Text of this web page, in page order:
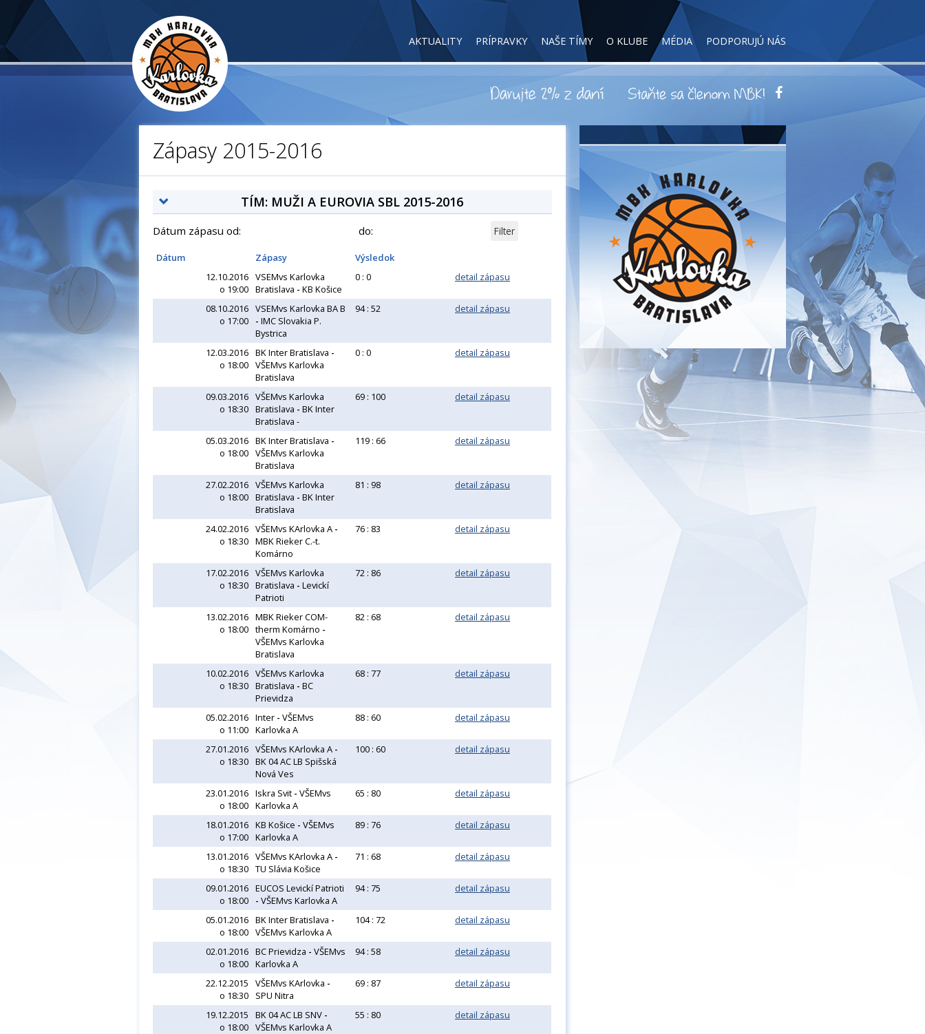
AKTUALITY PRÍPRAVKY NAŠE TÍMY O KLUBE MÉDIA PODPORUJÚ NÁS
Zápasy 2015-2016
TÍM: MUŽI A EUROVIA SBL 2015-2016
Dátum zápasu od: do:
Dátum Zápasy
Výsledok
12.10.2016
o 19:00
VSEMvs Karlovka
Bratislava - KB Košice
0 : 0 detail zápasu
08.10.2016
o 17:00
VSEMvs Karlovka BA B
- IMC Slovakia P.
Bystrica
94 : 52 detail zápasu
12.03.2016
o 18:00
BK Inter Bratislava -
VŠEMvs Karlovka
Bratislava
0 : 0 detail zápasu
09.03.2016
o 18:30
VŠEMvs Karlovka
Bratislava - BK Inter
Bratislava -
69 : 100 detail zápasu
05.03.2016
o 18:00
BK Inter Bratislava -
VŠEMvs Karlovka
Bratislava
119 : 66 detail zápasu
27.02.2016
o 18:00
VŠEMvs Karlovka
Bratislava - BK Inter
Bratislava
81 : 98 detail zápasu
24.02.2016
o 18:30
VŠEMvs KArlovka A -
MBK Rieker C.-t.
Komárno
76 : 83 detail zápasu
17.02.2016
o 18:30
VŠEMvs Karlovka
Bratislava - Levickí
Patrioti
72 : 86 detail zápasu
13.02.2016
o 18:00
MBK Rieker COM-
therm Komárno -
VŠEMvs Karlovka
Bratislava
82 : 68 detail zápasu
10.02.2016
o 18:30
VŠEMvs Karlovka
Bratislava - BC
Prievidza
68 : 77 detail zápasu
05.02.2016
o 11:00
Inter - VŠEMvs
Karlovka A
88 : 60 detail zápasu
27.01.2016
o 18:30
VŠEMvs KArlovka A -
BK 04 AC LB Spišská
Nová Ves
100 : 60 detail zápasu
23.01.2016
o 18:00
Iskra Svit - VŠEMvs
Karlovka A
65 : 80 detail zápasu
18.01.2016
o 17:00
KB Košice - VŠEMvs
Karlovka A
89 : 76 detail zápasu
13.01.2016
o 18:30
VŠEMvs KArlovka A -
TU Slávia Košice
71 : 68 detail zápasu
09.01.2016
o 18:00
EUCOS Levickí Patrioti
- VŠEMvs Karlovka A
94 : 75 detail zápasu
05.01.2016
o 18:00
BK Inter Bratislava -
VŠEMvs Karlovka A
104 : 72 detail zápasu
02.01.2016
o 18:00
BC Prievidza - VŠEMvs
Karlovka A
94 : 58 detail zápasu
22.12.2015
o 18:30
VŠEMvs KArlovka -
SPU Nitra
69 : 87 detail zápasu
19.12.2015
o 18:00
BK 04 AC LB SNV -
VŠEMvs Karlovka A
55 : 80 detail zápasu